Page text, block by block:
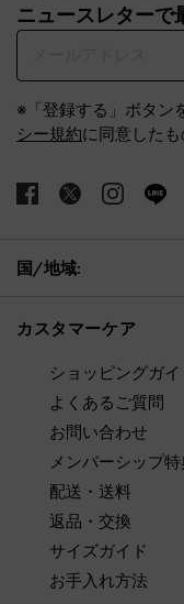
ニュースレターで
※「登録する」ボタン
シー規約に同意したも
国/地域:
カスタマーケア
ショッピングガイ
よくあるご質問
お問い合わせ
メンバーシップ特
配送・送料
返品・交換
サイズガイド
お手入れ方法